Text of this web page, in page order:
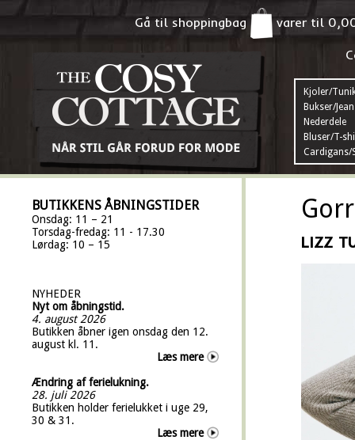
Gå til shoppingbag varer til
Kjoler/
Bukser/
Nederdele
Bluser/T-
Cardigans/
BUTIKKENS ÅBNINGSTIDER
Onsdag: 11 – 21
Torsdag-fredag: 11 - 17.30
Lørdag: 10 – 15
NYHEDER
Nyt om åbningstid.
4. august 2026
Butikken åbner igen onsdag den 12.
august kl. 11.
Læs mere
Ændring af ferielukning.
28. juli 2026
Butikken holder ferielukket i uge 29,
30 & 31.
Læs mere
LIZZ